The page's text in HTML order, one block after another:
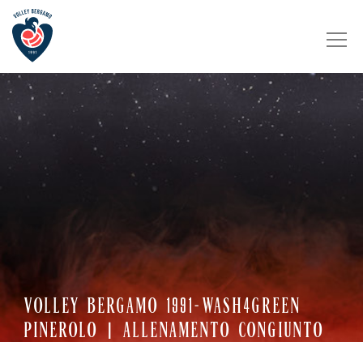
VOLLEY BERGAMO 1991-WASH4GREEN
PINEROLO | ALLENAMENTO CONGIUNTO